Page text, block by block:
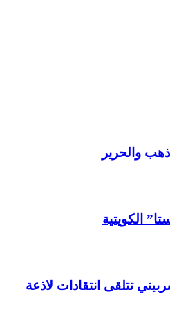
والحرير
الكويتية
تتلقى انتقادات لاذعة